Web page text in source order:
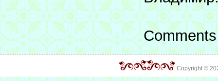
Copyright ©